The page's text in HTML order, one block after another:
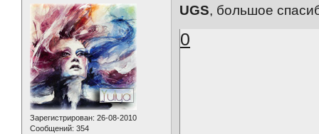
Зарегистрирован: 26-08-2010
Сообщений: 354
UGS, большое
0